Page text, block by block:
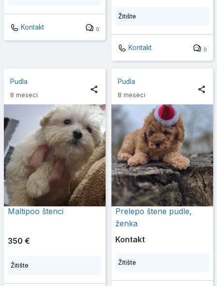
Kontakt 0
Žitište
Kontakt 0
Pudla
8 meseci
Maltipoo štenci
350 €
Žitište
Pudla
8 meseci
Prelepo štene pudle,
ženka
Kontakt
Žitište